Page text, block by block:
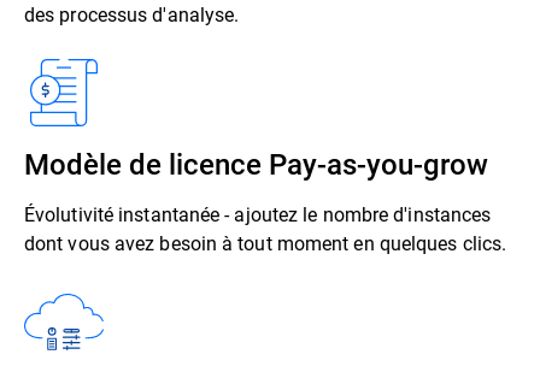
des processus d'analyse.
Modèle de licence Pay-as-you-grow
Évolutivité instantanée - ajoutez le nombre d'instances
dont vous avez besoin à tout moment en quelques clics.